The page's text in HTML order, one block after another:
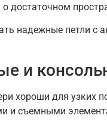
о достаточном
надежные петли с
и
хороши для узких
и съемными